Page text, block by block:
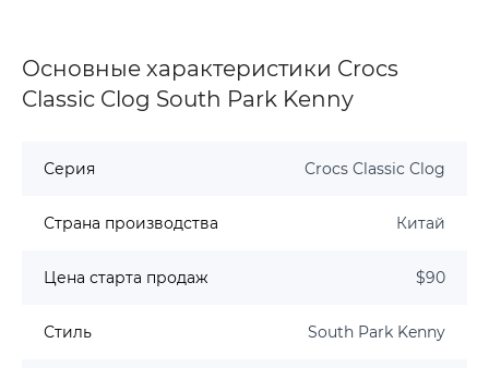
Основные характеристики Crocs
Classic Clog South Park Kenny
Серия Crocs Classic Clog
Страна производства Китай
Цена старта продаж $90
Стиль South Park Kenny